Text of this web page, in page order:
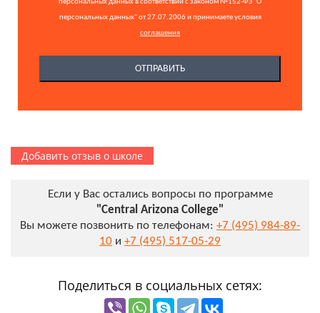
персональных данных" от 27.07.2006 и принимаете условия
соглашения
Добавить отзыв о школе
Если у Вас остались вопросы по программе
"Central Arizona College"
Вы можете позвонить по телефонам: +7 (495) 984-89-
10 и +7 (495) 517-05-29
Поделиться в социальных сетях: